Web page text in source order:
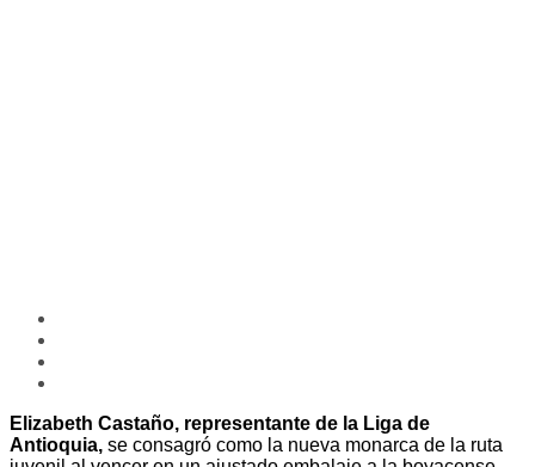
Elizabeth Castaño, representante de la Liga de
Antioquia, se consagró como la nueva monarca de la ruta